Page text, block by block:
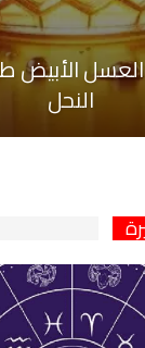
الأبيض
النحل